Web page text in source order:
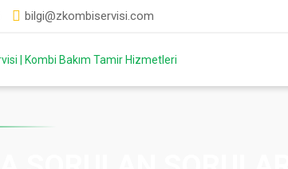
bilgi@zkombiservisi.com